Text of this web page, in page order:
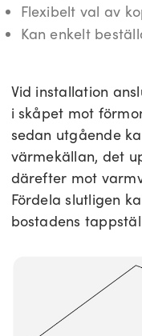
Flexibelt val av
Kan enkelt
Vid installation
i skåpet mot
sedan utgående
värmekällan, det
därefter mot
Fördela slutligen
bostadens